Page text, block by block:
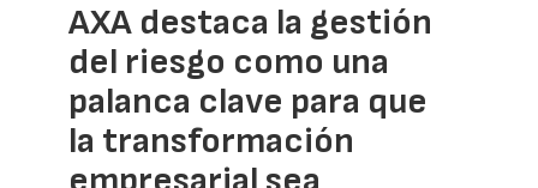
AXA destaca la gestión
del riesgo como una
palanca clave para que
la transformación